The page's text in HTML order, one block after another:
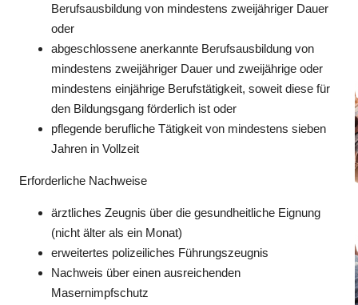
Berufsausbildung von mindestens zweijähriger Dauer
oder
abgeschlossene anerkannte Berufsausbildung von
mindestens zweijähriger Dauer und zweijährige oder
mindestens einjährige Berufstätigkeit, soweit diese für
den Bildungsgang förderlich ist oder
pflegende berufliche Tätigkeit von mindestens sieben
Jahren in Vollzeit
Erforderliche Nachweise
ärztliches Zeugnis über die gesundheitliche Eignung
(nicht älter als ein Monat)
erweitertes polizeiliches Führungszeugnis
Nachweis über einen ausreichenden
Masernimpfschutz